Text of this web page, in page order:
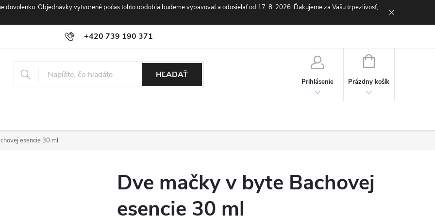
dovolenku. Objednávky vytvorené počas tohto obdobia budeme vybavovať a odosielať od 17. 8. 2026. Ďakujeme za Vašu trpezlivosť,
+420 739 190 371
info@esenciebachove.sk
HĽADAŤ
Prihlásenie
NÁKUPNÝ
Prázdny košík
esencie 30 ml
Dve mačky v byte Bachovej
esencie 30 ml